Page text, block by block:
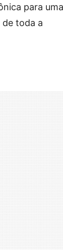
para uma
toda a